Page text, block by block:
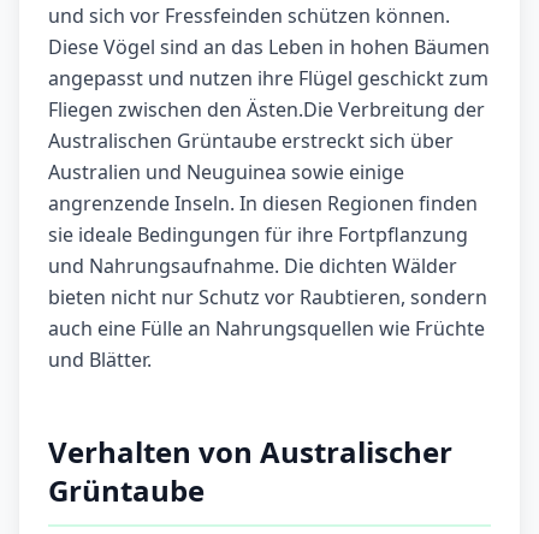
und sich vor Fressfeinden schützen können.
Diese Vögel sind an das Leben in hohen Bäumen
angepasst und nutzen ihre Flügel geschickt zum
Fliegen zwischen den Ästen.Die Verbreitung der
Australischen Grüntaube erstreckt sich über
Australien und Neuguinea sowie einige
angrenzende Inseln. In diesen Regionen finden
sie ideale Bedingungen für ihre Fortpflanzung
und Nahrungsaufnahme. Die dichten Wälder
bieten nicht nur Schutz vor Raubtieren, sondern
auch eine Fülle an Nahrungsquellen wie Früchte
und Blätter.
Verhalten von Australischer
Grüntaube